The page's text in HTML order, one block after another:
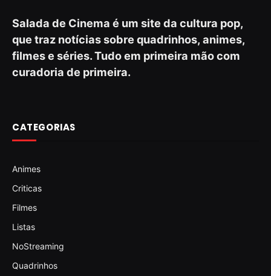
Salada de Cinema é um site da cultura pop,
que traz notícias sobre quadrinhos, animes,
filmes e séries. Tudo em primeira mão com
curadoria de primeira.
CATEGORIAS
Animes
Criticas
Filmes
Listas
NoStreaming
Quadrinhos